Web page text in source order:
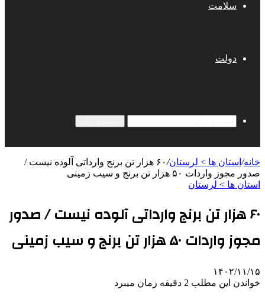
سلامت
دولت
خانه/ استان ها > لرستان/
۶۰ هزار تن برنج وارداتی آلوده نیست /
صدور مجوز واردات ۵۰ هزار تن برنج و سیب زمینی
استان ها > لرستان
۶۰ هزار تن برنج وارداتی آلوده نیست / صدور
مجوز واردات ۵۰ هزار تن برنج و سیب زمینی
۱۴۰۲/۱۱/۱۵
خواندن این مطلب 2 دقیقه زمان میبرد